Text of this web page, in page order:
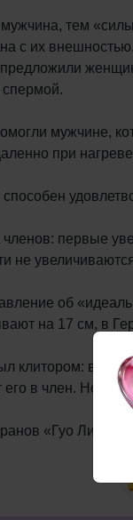
тем
с их
мужчине,
при
членов: первые
не
об
на 17 см, в
клитором: в те
в член. Но до
«Гуо Ли